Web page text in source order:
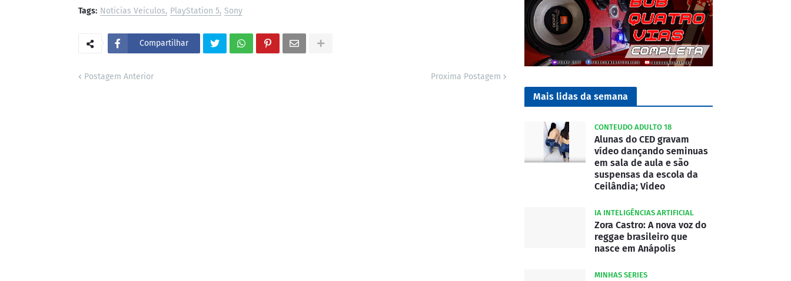
Tags: Noticias Veiculos PlayStation 5 Sony
Compartilhar
Postagem Anterior Proxima Postagem
Mais lidas da semana
CONTEUDO ADULTO 18
Alunas do CED gravam
vídeo dançando seminuas
em sala de aula e são
suspensas da escola da
Ceilândia; Video
IA INTELIGÊNCIAS ARTIFICIAL
Zora Castro: A nova voz do
reggae brasileiro que
nasce em Anápolis
MINHAS SERIES